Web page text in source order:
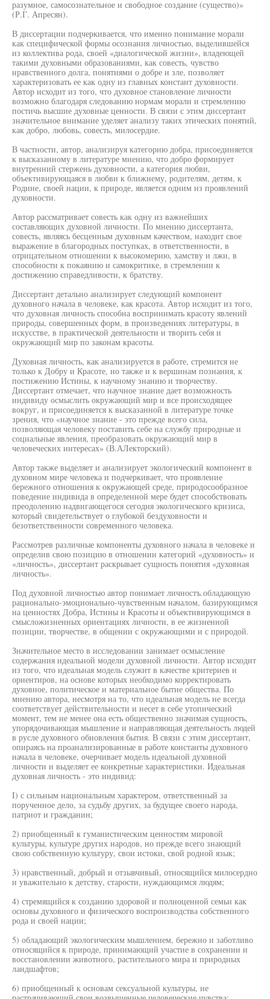
разумное, самосознательное и свободное создание (существо)»
(Р.Г. Апресян).
В диссертации подчеркивается, что именно понимание морали
как специфической формы осознания личностью, выделившейся
из коллектива рода, своей «диалогической жизни», владеющей
такими духовными образованиями, как совесть, чувство
нравственного долга, понятиями о добре и зле, позволяет
характеризовать ее как одну из главных констант духовности.
Автор исходит из того, что духовное становление личности
возможно благодаря следованию нормам морали и стремлению
постичь высшие духовные ценности. В связи с этим диссертант
значительное внимание уделяет анализу таких этических понятий,
как добро, любовь, совесть, милосердие.
В частности, автор, анализируя категорию добра, присоединяется
к высказанному в литературе мнению, что добро формирует
внутренний стержень духовности, а категория любви,
объективирующаяся в любви к ближнему, родителям, детям, к
Родине, своей нации, к природе, является одним из проявлений
духовности.
Автор рассматривает совесть как одну из важнейших
составляющих духовной личности. По мнению диссертанта,
совесть, являясь бесценным духовным качеством, находит свое
выражение в благородных поступках, в ответственности, в
отрицательном отношении к высокомерию, хамству и лжи, в
способности к покаянию и самокритике, в стремлении к
достижению справедливости, к братству.
Диссертант детально анализирует следующий компонент
духовного начала в человеке, как красота. Автор исходит из того,
что духовная личность способна воспринимать красоту явлений
природы, совершенных форм, в произведениях литературы, в
искусстве, в практической деятельности и творить себя и
окружающий мир по законам красоты.
Духовная личность, как анализируется в работе, стремится не
только к Добру и Красоте, но также и к вершинам познания, к
постижению Истины, к научному знанию и творчеству.
Диссертант отмечает, что научное знание дает возможность
индивиду осмыслить окружающий мир и все происходящее
вокруг, и присоединяется к высказанной в литературе точке
зрения, что «научное знание - это прежде всего сила,
позволяющая человеку поставить себе на службу природные и
социальные явления, преобразовать окружающий мир в
человеческих интересах» (В.АЛекторский).
Автор также выделяет и анализирует экологический компонент в
духовном мире человека и подчеркивает, что проявление
бережного отношения к окружающей среде, природосообразное
поведение индивида в определенной мере будет способствовать
преодолению надвигающегося сегодня экологического кризиса,
который свидетельствует о глубокой бездуховности и
безответственности современного человека.
Рассмотрев различные компоненты духовного начала в человеке и
определив свою позицию в отношении категорий «духовность» и
«личность», диссертант раскрывает сущность понятия «духовная
личность».
Под духовной личностью автор понимает личностъ.обладающую
рационально-эмоционально-чувственным началом, базирующимся
на ценностях Добра, Истины и Красоты и объективирующимся в
смысложизненных ориентациях личности, в ее жизненной
позиции, творчестве, в общении с окружающими и с природой.
Значительное место в исследовании занимает осмысление
содержания идеальной модели духовной личности. Автор исходит
из того, что идеальная модель служит в качестве критериев и
ориентиров, на основе которых необходимо корректировать
духовное, политическое и материальное бытие общества. По
мнению автора, несмотря на то, что идеальная модель не всегда
соответствует действительности и несет в себе утопический
момент, тем не менее она есть общественно значимая сущность,
упорядочивающая мышление и направляющая деятельность людей
в русле духовного обновления бытия. В связи с этим диссертант,
опираясь на проанализированные в работе константы духовного
начала в человеке, очерчивает модель идеальной духовной
личности и выделяет ее конкретные характеристики. Идеальная
духовная личность - это индивид:
I) с сильным национальным характером, ответственный за
порученное дело, за судьбу других, за будущее своего народа,
патриот и гражданин;
2) приобщенный к гуманистическим ценностям мировой
культуры, культуре других народов, но прежде всего знающий
свою собственную культуру, свои истоки, свой родной язык;
3) нравственный, добрый и отзывчивый, относящийся милосердно
и уважительно к детству, старости, нуждающимся людям;
4) стремящийся к созданию здоровой и полноценной семьи как
основы духовного и физического воспроизводства собственного
рода и своей нации;
5) обладающий экологическим мышлением, бережно и заботливо
относящийся к природе, принимающий участие в сохранении и
восстановлении животного, растительного мира и природных
ландшафтов;
6) приобщенный к основам сексуальной культуры, не